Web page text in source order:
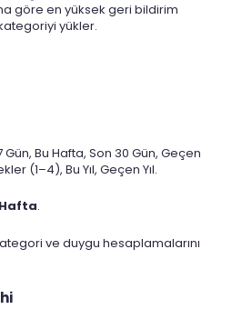
göre en yüksek geri bildirim
yükler.
Gün, Bu Hafta, Son 30 Gün, Geçen
(1–4), Bu Yıl, Geçen Yıl.
.
ve duygu hesaplamalarını